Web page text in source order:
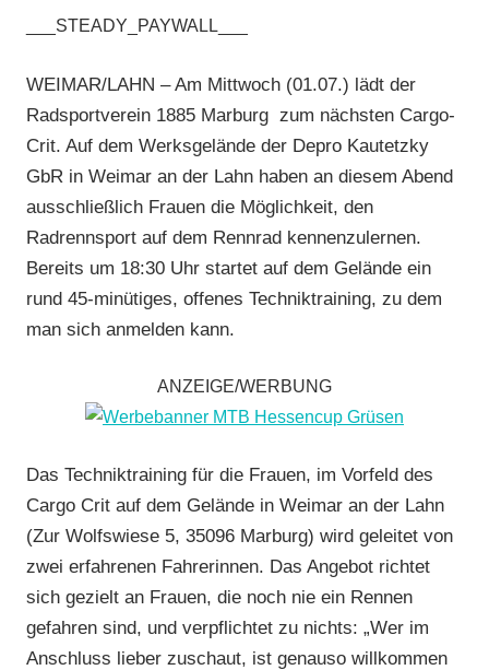
RSV
Marburg
Rundstrecke,
Strasse,
Vereine
Weimar/Lahn
Wohin
am
___STEADY_PAYWALL___
WEIMAR/LAHN – Am Mittwoch (01.07.) lädt der
Radsportverein 1885 Marburg zum nächsten Cargo-
Crit. Auf dem Werksgelände der Depro Kautetzky
GbR in Weimar an der Lahn haben an diesem Abend
ausschließlich Frauen die Möglichkeit, den
Radrennsport auf dem Rennrad kennenzulernen.
Bereits um 18:30 Uhr startet auf dem Gelände ein
rund 45-minütiges, offenes Techniktraining, zu dem
man sich anmelden kann.
ANZEIGE/WERBUNG
Das Techniktraining für die Frauen, im Vorfeld des
Cargo Crit auf dem Gelände in Weimar an der Lahn
(Zur Wolfswiese 5, 35096 Marburg) wird geleitet von
zwei erfahrenen Fahrerinnen. Das Angebot richtet
sich gezielt an Frauen, die noch nie ein Rennen
gefahren sind, und verpflichtet zu nichts: „Wer im
Anschluss lieber zuschaut, ist genauso willkommen